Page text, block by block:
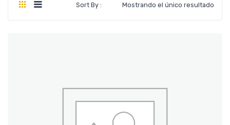
Mostrando el único resultado
Sort By :